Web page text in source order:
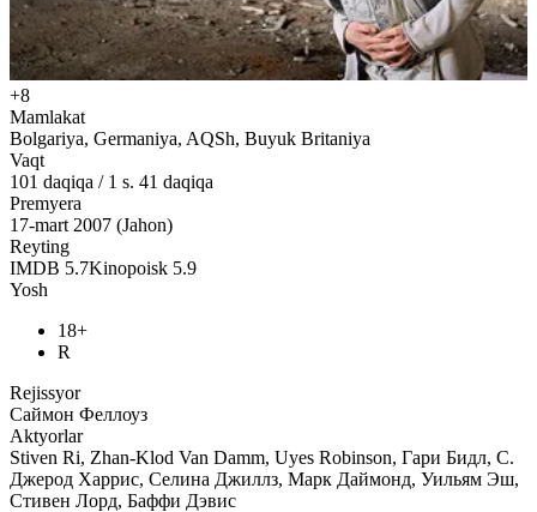
+8
Mamlakat
Bolgariya, Germaniya, AQSh, Buyuk Britaniya
Vaqt
101 daqiqa / 1 s. 41 daqiqa
Premyera
17-mart 2007 (Jahon)
Reyting
IMDB 5.7Kinopoisk 5.9
Yosh
18+
R
Rejissyor
Саймон Феллоуз
Aktyorlar
Stiven Ri, Zhan-Klod Van Damm, Uyes Robinson, Гари Бидл, С.
Джерод Харрис, Селина Джиллз, Марк Даймонд, Уильям Эш,
Стивен Лорд, Баффи Дэвис